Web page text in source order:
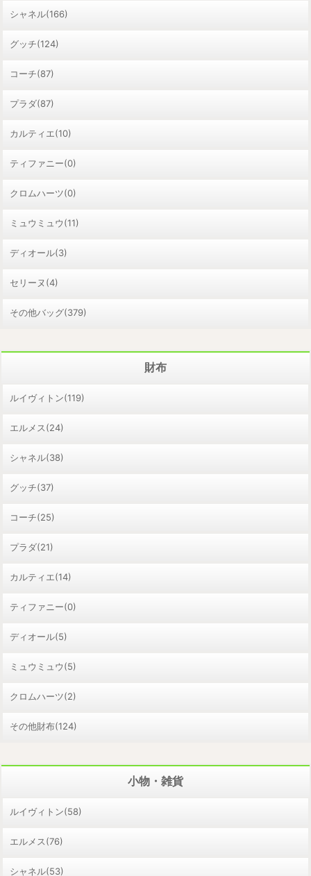
シャネル(166)
グッチ(124)
コーチ(87)
プラダ(87)
カルティエ(10)
ティファニー(0)
クロムハーツ(0)
ミュウミュウ(11)
ディオール(3)
セリーヌ(4)
その他バッグ(379)
財布
ルイヴィトン(119)
エルメス(24)
シャネル(38)
グッチ(37)
コーチ(25)
プラダ(21)
カルティエ(14)
ティファニー(0)
ディオール(5)
ミュウミュウ(5)
クロムハーツ(2)
その他財布(124)
小物・雑貨
ルイヴィトン(58)
エルメス(76)
シャネル(53)